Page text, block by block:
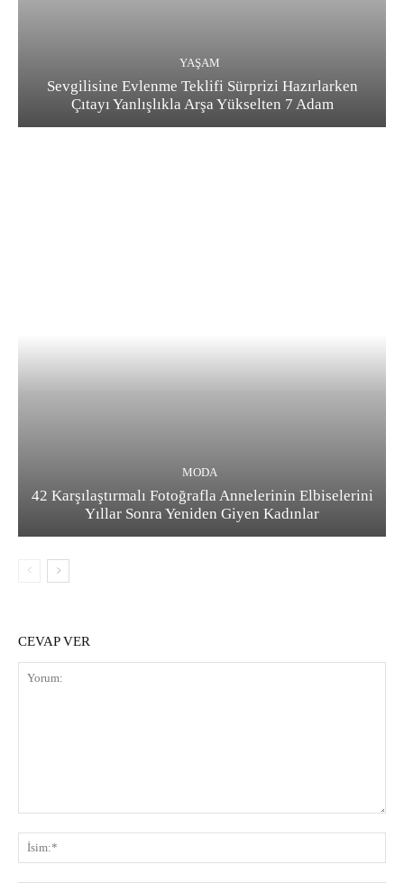
YAŞAM
Sevgilisine Evlenme Teklifi Sürprizi Hazırlarken
Çıtayı Yanlışlıkla Arşa Yükselten 7 Adam
MODA
42 Karşılaştırmalı Fotoğrafla Annelerinin Elbiselerini
Yıllar Sonra Yeniden Giyen Kadınlar
CEVAP VER